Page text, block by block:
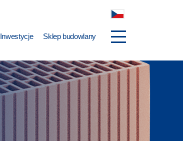
Inwestycje Sklep budowlany